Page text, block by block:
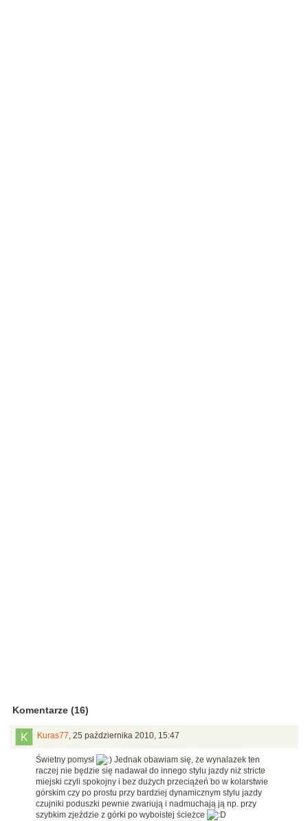
Komentarze (16)
Kuras77, 25 października 2010, 15:47
Świetny pomysł
Jednak obawiam się, że wynalazek ten
raczej nie będzie się nadawał do innego stylu jazdy niż stricte
miejski czyli spokojny i bez dużych przeciążeń bo w kolarstwie
górskim czy po prostu przy bardziej dynamicznym stylu jazdy
czujniki poduszki pewnie zwariują i nadmuchają ją np. przy
szybkim zjeździe z górki po wyboistej ścieżce